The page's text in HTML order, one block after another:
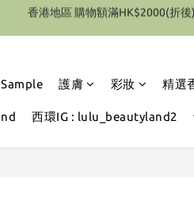
特別優惠 1
Sample 護膚 彩妝 精選
西環IG : lulu_beautyland2